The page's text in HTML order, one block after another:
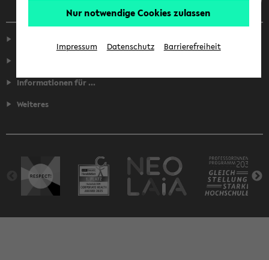
Informationen für ...
Weiteres
Nur notwendige Cookies zulassen
Impressum Datenschutz Barrierefreiheit